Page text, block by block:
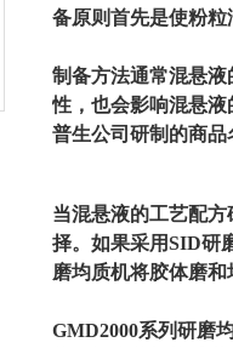
备原则首先是使粉
制备方法通常混悬
性，也会影响混悬
普生公司研制的商
当混悬液的工艺配
择。如果采用SID研
磨均质机将胶体磨
GMD2000系列研磨